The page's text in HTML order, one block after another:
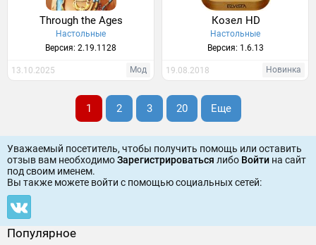
Through the Ages
Настольные
Версия: 2.19.1128
13.10.2025 Мод
Козел HD
Настольные
Версия: 1.6.13
19.08.2018 Новинка
1 2 3 20 Еще
Уважаемый посетитель, чтобы получить помощь или оставить
отзыв вам необходимоЗарегистрироваться либо Войти на сайт
под своим именем.
Вы также можете войти c помощью социальных сетей:
Популярное